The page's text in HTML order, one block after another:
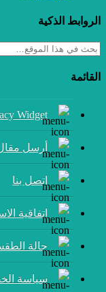
الروابط الذكية
القائمة
Widget
أرسل
إتصل بنا
اتفاقية
حالة
سياسة